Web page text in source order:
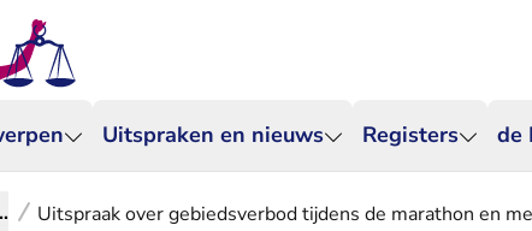
Uitspraken en nieuws Registers de
Uitspraak over gebiedsverbod tijdens de marathon en